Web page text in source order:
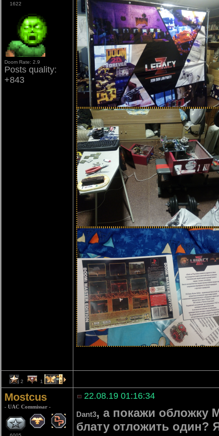
1622
Doom Rate: 2.9
Posts quality:
+843
2 1 1
Mostcus
- UAC Commissar -
22.08.19 01:16:34
Dant3, а покажи обложку
блату отложить один?